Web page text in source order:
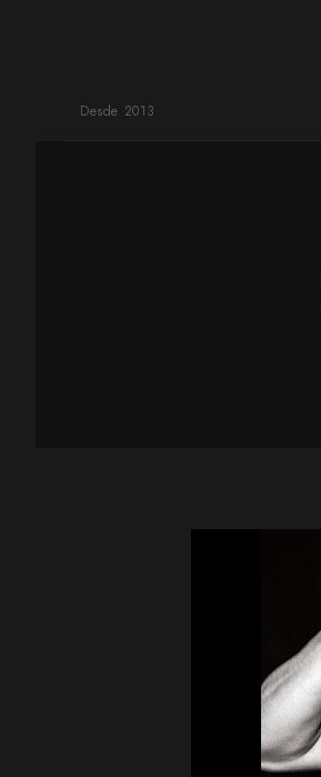
Desde 2013